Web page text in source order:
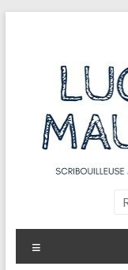
Maurice
Scribouilleuse